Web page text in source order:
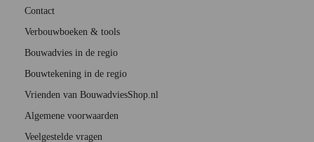
Contact
Verbouwboeken & tools
Bouwadvies in de regio
Bouwtekening in de regio
Vrienden van BouwadviesShop.nl
Algemene voorwaarden
Veelgestelde vragen